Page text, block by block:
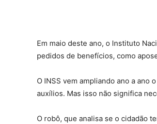
Em maio deste ano, o Instituto
pedidos de benefícios, como
O INSS vem ampliando ano a
auxílios. Mas isso não significa
O robô, que analisa se o cidadão